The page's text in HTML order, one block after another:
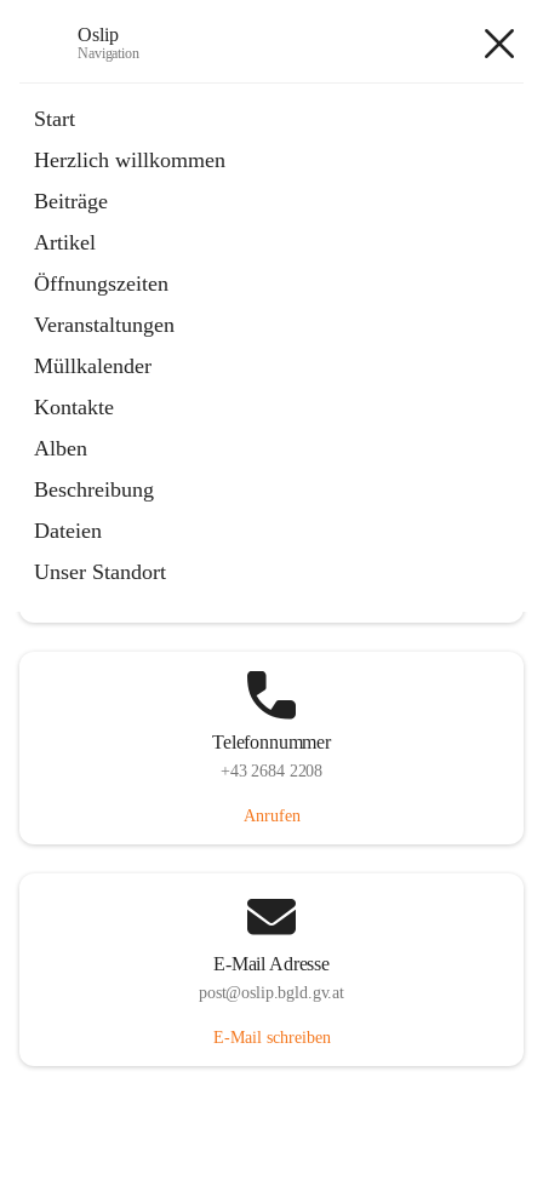
Oslip
Navigation
Start
Herzlich willkommen
Beiträge
Artikel
Öffnungszeiten
Veranstaltungen
Müllkalender
Kontakte
Alben
Beschreibung
Dateien
Unser Standort
Externe Webseite
in
Tab
Bundeskanzleramt Österreich
Externe Webseite
öffnet
in
neuem
Tab
Telefonnummer
+43 2684 2208
Anrufen
E-Mail Adresse
post@oslip.bgld.gv.at
E-Mail schreiben